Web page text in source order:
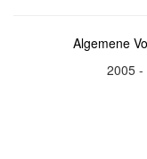
Algemene
2005 -